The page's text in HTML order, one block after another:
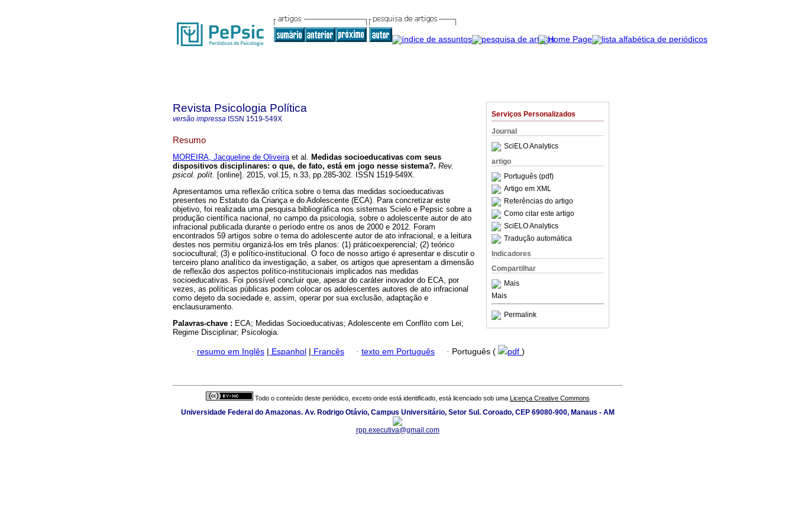
Serviços Personalizados
Journal
SciELO Analytics
artigo
Português (pdf)
Artigo em XML
Referências do artigo
Como citar este artigo
SciELO Analytics
Tradução automática
Indicadores
Compartilhar
Mais
Mais
Permalink
Revista Psicologia Política
versão impressa ISSN 1519-549X
Resumo
MOREIRA, Jacqueline de Oliveiraet al. Medidas socioeducativas com seus
dispositivos disciplinares: o que, de fato, está em jogo nesse sistema?. Rev.
psicol. polít. [online]. 2015, vol.15, n.33, pp.285-302. ISSN 1519-549X.
Apresentamos uma reflexão crítica sobre o tema das medidas socioeducativas
presentes no Estatuto da Criança e do Adolescente (ECA). Para concretizar este
objetivo, foi realizada uma pesquisa bibliográfica nos sistemas Scielo e Pepsic sobre a
produção científica nacional, no campo da psicologia, sobre o adolescente autor de ato
infracional publicada durante o período entre os anos de 2000 e 2012. Foram
encontrados 59 artigos sobre o tema do adolescente autor de ato infracional, e a leitura
destes nos permitiu organizá-los em três planos: (1) práticoexperencial; (2) teórico
sociocultural; (3) e político-institucional. O foco de nosso artigo é apresentar e discutir o
terceiro plano analítico da investigação, a saber, os artigos que apresentam a dimensão
de reflexão dos aspectos político-institucionais implicados nas medidas
socioeducativas. Foi possível concluir que, apesar do caráter inovador do ECA, por
vezes, as políticas públicas podem colocar os adolescentes autores de ato infracional
como dejeto da sociedade e, assim, operar por sua exclusão, adaptação e
enclausuramento.
Palavras-chave : ECA; Medidas Socioeducativas; Adolescente em Conflito com Lei;
Regime Disciplinar; Psicologia.
· resumo em Inglês | Espanhol | Francês · texto em Português · Português ( pdf )
Todo o conteúdo deste periódico, exceto onde está identificado, está licenciado sob uma Licença Creative Commons
Universidade Federal do Amazonas. Av. Rodrigo Otávio, Campus Universitário, Setor Sul. Coroado, CEP 69080-900, Manaus - AM
rpp.executiva@gmail.com